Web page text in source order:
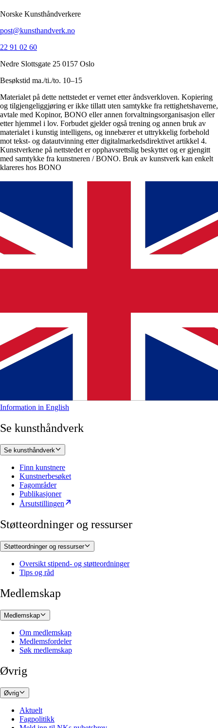
Norske Kunsthåndverkere
post@kunsthandverk.no
22 91 02 60
Nedre Slottsgate 25 0157 Oslo
Besøkstid ma./ti./to. 10–15
Materialet på dette nettstedet er vernet etter åndsverkloven. Kopiering
og tilgjengeliggjøring er ikke tillatt uten samtykke fra rettighetshaverne,
avtale med Kopinor, BONO eller annen forvaltningsorganisasjon eller
etter hjemmel i lov. Forbudet gjelder også trening og annen bruk av
materialet i kunstig intelligens, og innebærer et uttrykkelig forbehold
mot tekst- og datautvinning etter digitalmarkedsdirektivet artikkel 4.
Kunstverkene på nettstedet er opphavsrettslig beskyttet og er gjengitt
med samtykke fra kunstneren / BONO. Bruk av kunstverk kan enkelt
klareres hos BONO
Information in English
Se kunsthåndverk
Se kunsthåndverk
Finn kunstnere
Kunstnerbesøket
Fagområder
Publikasjoner
Årsutstillingen
Støtteordninger og ressurser
Støtteordninger og ressurser
Oversikt stipend- og støtteordninger
Tips og råd
Medlemskap
Medlemskap
Om medlemskap
Medlemsfordeler
Søk medlemskap
Øvrig
Øvrig
Aktuelt
Fagpolitikk